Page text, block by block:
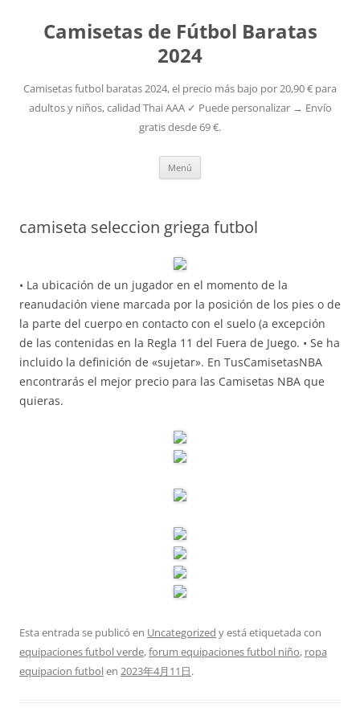
Camisetas de Fútbol Baratas
2024
Camisetas futbol baratas 2024, el precio más bajo por 20,90 € para
adultos y niños, calidad Thai AAA ✓ Puede personalizar → Envío
gratis desde 69 €.
Menú
camiseta seleccion griega futbol
• La ubicación de un jugador en el momento de la
reanudación viene marcada por la posición de los pies o de
la parte del cuerpo en contacto con el suelo (a excepción
de las contenidas en la Regla 11 del Fuera de Juego. • Se ha
incluido la definición de «sujetar». En TusCamisetasNBA
encontrarás el mejor precio para las Camisetas NBA que
quieras.
Esta entrada se publicó en Uncategorized y está etiquetada con
equipaciones futbol verde,forum equipaciones futbol niño, ropa
equipacion futbolen 2023年4月11日.